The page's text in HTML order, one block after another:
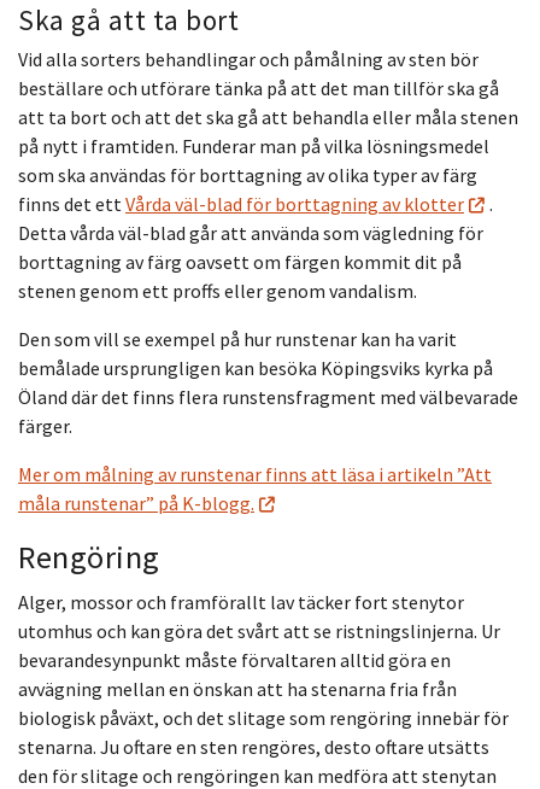
Ska gå att ta bort
Vid alla sorters behandlingar och påmålning av sten bör
beställare och utförare tänka på att det man tillför ska gå
att ta bort och att det ska gå att behandla eller måla stenen
på nytt i framtiden. Funderar man på vilka lösningsmedel
som ska användas för borttagning av olika typer av färg
finns det ett Vårda väl-blad för borttagning av klotter
.
Detta vårda väl-blad går att använda som vägledning för
borttagning av färg oavsett om färgen kommit dit på
stenen genom ett proffs eller genom vandalism.
Den som vill se exempel på hur runstenar kan ha varit
bemålade ursprungligen kan besöka Köpingsviks kyrka på
Öland där det finns flera runstensfragment med välbevarade
färger.
Mer om målning av runstenar finns att läsa i artikeln ”Att
måla runstenar” på K-blogg.
Rengöring
Alger, mossor och framförallt lav täcker fort stenytor
utomhus och kan göra det svårt att se ristningslinjerna. Ur
bevarandesynpunkt måste förvaltaren alltid göra en
avvägning mellan en önskan att ha stenarna fria från
biologisk påväxt, och det slitage som rengöring innebär för
stenarna. Ju oftare en sten rengöres, desto oftare utsätts
den för slitage och rengöringen kan medföra att stenytan